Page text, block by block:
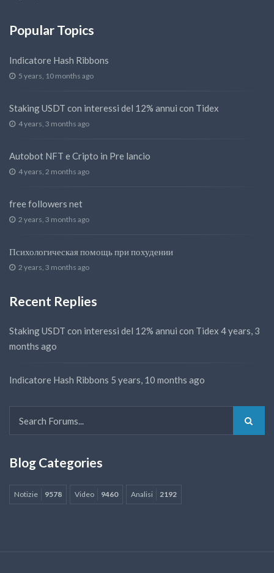
Popular Topics
Indicatore Hash Ribbons
5 years, 10 months ago
Staking USDT con interessi del 12% annui con Tidex
4 years, 3 months ago
Autobot NFT e Cripto in Pre lancio
4 years, 2 months ago
free followers net
2 years, 3 months ago
Психологическая помощь при похудении
2 years, 3 months ago
Recent Replies
Staking USDT con interessi del 12% annui con Tidex 4 years, 3
months ago
Indicatore Hash Ribbons 5 years, 10 months ago
Blog Categories
Notizie 9578 Video 9460 Analisi 2192